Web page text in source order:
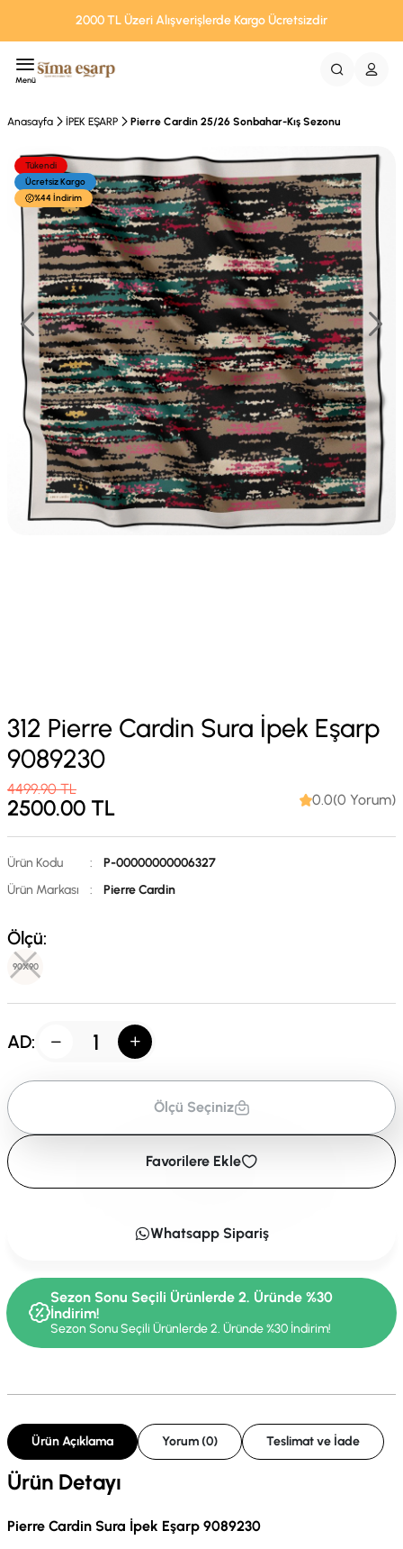
2000 TL Üzeri Alışverişlerde Kargo Ücretsizdir
Menü
Anasayfa İPEK EŞARP Pierre Cardin 25/26 Sonbahar-Kış Sezonu
Tükendi
Ücretsiz Kargo
%44 İndirim
312 Pierre Cardin Sura İpek Eşarp
9089230
4499.90TL
2500.00 TL 0.0(0 Yorum)
Ürün Kodu :
P-00000000006327
Ürün Markası
: Pierre Cardin
Ölçü:
90X90
AD:
Ölçü Seçiniz
Favorilere Ekle
Whatsapp Sipariş
Sezon Sonu Seçili Ürünlerde 2. Üründe %30
İndirim!
Sezon Sonu Seçili Ürünlerde 2. Üründe %30 İndirim!
Ürün Açıklama Yorum (0) Teslimat ve İade
Ürün Detayı
Pierre Cardin Sura İpek Eşarp 9089230